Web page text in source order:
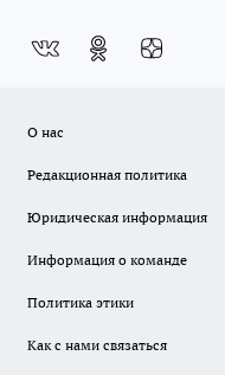
О нас
Редакционная политика
Юридическая информация
Информация о команде
Политика этики
Как с нами связаться